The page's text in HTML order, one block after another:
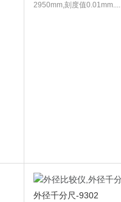
2950mm,刻度值0.01mm....
外径千分尺-9302